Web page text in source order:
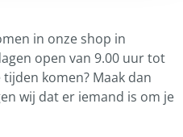
in onze shop in
open van 9.00 uur tot
komen? Maak dan
wij dat er iemand is om je